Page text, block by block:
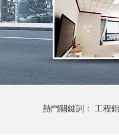
熱門關鍵詞： 工程